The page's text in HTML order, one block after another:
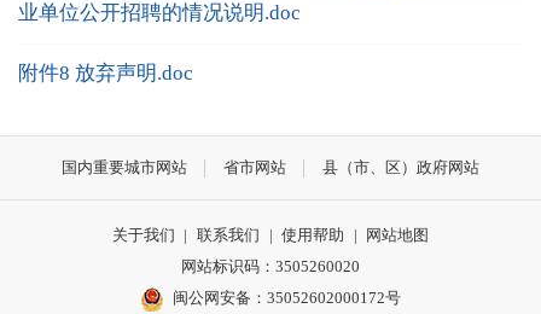
业单位公开招聘的情况说明.doc
附件8 放弃声明.doc
国内重要城市网站 省市网站 县（市、区）政府网站
关于我们 | 联系我们 | 使用帮助 | 网站地图
网站标识码：3505260020
闽公网安备：35052602000172号